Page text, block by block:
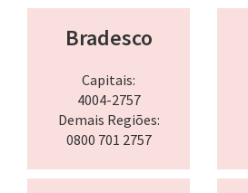
Bradesco
Capitais:
4004-2757
Demais Regiões:
0800 701 2757